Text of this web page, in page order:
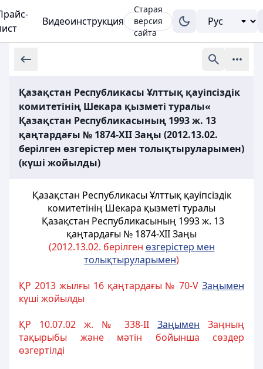
Видеоинструкция
Старая
версия
сайта
Қазақстан Республикасы Ұлттық қауіпсіздік
комитетінің Шекара қызметі туралы«
Қазақстан Республикасының 1993 ж. 13
қаңтардағы № 1874-XII Заңы (2012.13.02.
берілген өзгерістер мен толықтыруларымен)
(күші жойылды)
Қазақстан Республикасы Ұлттық қауiпсiздiк
комитетiнiң Шекара қызметi туралы
Қазақстан Республикасының 1993 ж. 13
қаңтардағы № 1874-XII Заңы
(2012.13.02. берілген өзгерістер мен
толықтыруларымен)
ҚР 2013 жылғы 16 қаңтардағы № 70-V Заңымен
күші жойылды
ҚР 10.07.02 ж. № 338-IIЗаңымен Заңның
тақырыбы және мәтін бойынша сөздер
өзгертілді